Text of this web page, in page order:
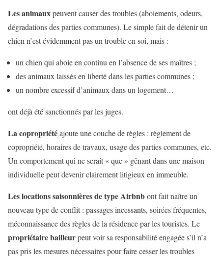
Les animauxpeuvent causer des troubles (aboiements, odeurs,
dégradations des parties communes). Le simple fait de détenir un
chien n’est évidemment pas un trouble en soi, mais :
un chien qui aboie en continu en l’absence de ses maîtres ;
des animaux laissés en liberté dans les parties communes ;
un nombre excessif d’animaux dans un logement…
ont déjà été sanctionnés par les juges.
La copropriétéajoute une couche de règles : règlement de
copropriété, horaires de travaux, usage des parties communes, etc.
Un comportement qui ne serait « que » gênant dans une maison
individuelle peut devenir clairement litigieux en immeuble.
Les locations saisonnières de type Airbnbont fait naître un
nouveau type de conflit : passages incessants, soirées fréquentes,
méconnaissance des règles de la résidence par les touristes. Le
propriétaire bailleurpeut voir sa responsabilité engagée s’il n’a
pas pris les mesures nécessaires pour faire cesser les troubles